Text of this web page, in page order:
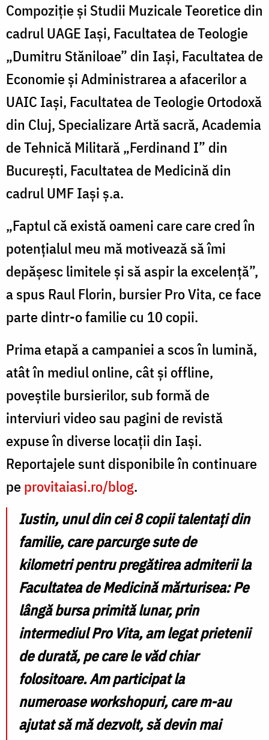
Compoziție și Studii Muzicale Teoretice din
cadrul UAGE Iași, Facultatea de Teologie
„Dumitru Stăniloae” din Iași, Facultatea de
Economie și Administrarea a afacerilor a
UAIC Iași, Facultatea de Teologie Ortodoxă
din Cluj, Specializare Artă sacră, Academia
de Tehnică Militară „Ferdinand I” din
București, Facultatea de Medicină din
cadrul UMF Iași ș.a.
„Faptul că există oameni care care cred în
potențialul meu mă motivează să îmi
depășesc limitele și să aspir la excelență”,
a spus Raul Florin, bursier Pro Vita, ce face
parte dintr-o familie cu 10 copii.
Prima etapă a campaniei a scos în lumină,
atât în mediul online, cât și offline,
poveștile bursierilor, sub formă de
interviuri video sau pagini de revistă
expuse în diverse locații din Iași.
Reportajele sunt disponibile în continuare
peprovitaiasi.ro/blog.
Iustin, unul din cei 8 copii talentați din
familie, care parcurge sute de
kilometri pentru pregătirea admiterii la
Facultatea de Medicină mărturisea: Pe
lângă bursa primită lunar, prin
intermediul Pro Vita, am legat prietenii
de durată, pe care le văd chiar
folositoare. Am participat la
numeroase workshopuri, care m-au
ajutat să mă dezvolt, să devin mai